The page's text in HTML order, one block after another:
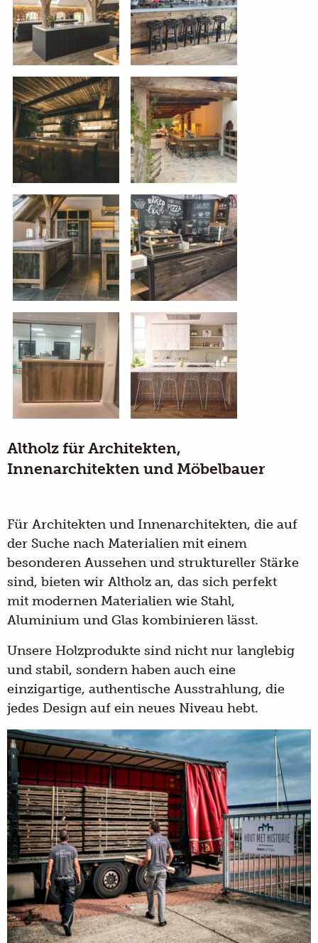
Altholz für Architekten,
Innenarchitekten und Möbelbauer
Für Architekten und Innenarchitekten, die auf
der Suche nach Materialien mit einem
besonderen Aussehen und struktureller Stärke
sind, bieten wir Altholz an, das sich perfekt
mit modernen Materialien wie Stahl,
Aluminium und Glas kombinieren lässt.
Unsere Holzprodukte sind nicht nur langlebig
und stabil, sondern haben auch eine
einzigartige, authentische Ausstrahlung, die
jedes Design auf ein neues Niveau hebt.